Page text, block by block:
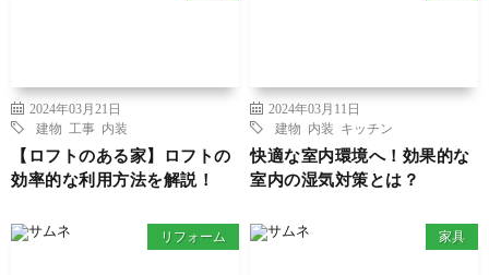
2024年03月21日
建物
工事 内装
【ロフトのある家】ロフトの
効率的な利用方法を解説！
2024年03月11日
建物
内装 キッチン
快適な室内環境へ！効果的な
室内の湿気対策とは？
リフォーム 家具